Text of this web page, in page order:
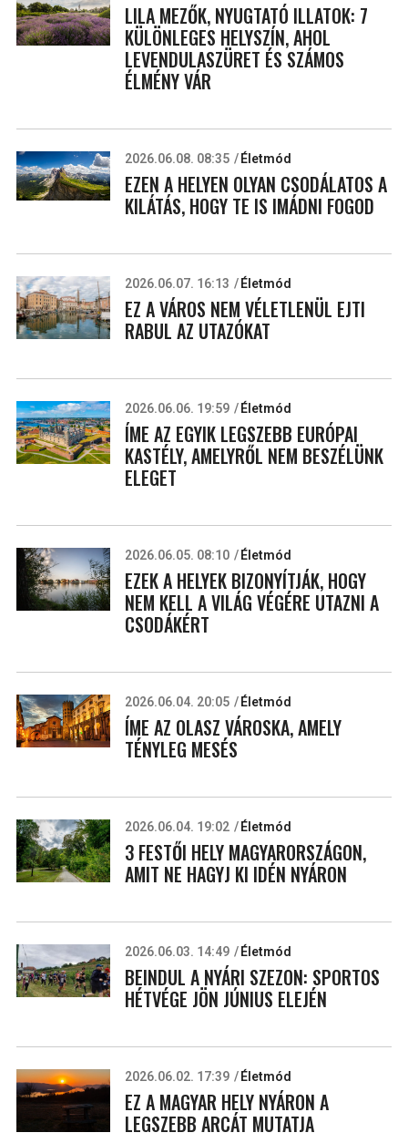
LILA MEZŐK, NYUGTATÓ ILLATOK: 7
KÜLÖNLEGES HELYSZÍN, AHOL
LEVENDULASZÜRET ÉS SZÁMOS
ÉLMÉNY VÁR
2026.06.08. 08:35 Életmód
EZEN A HELYEN OLYAN CSODÁLATOS A
KILÁTÁS, HOGY TE IS IMÁDNI FOGOD
2026.06.07. 16:13 Életmód
EZ A VÁROS NEM VÉLETLENÜL EJTI
RABUL AZ UTAZÓKAT
2026.06.06. 19:59 Életmód
ÍME AZ EGYIK LEGSZEBB EURÓPAI
KASTÉLY, AMELYRŐL NEM BESZÉLÜNK
ELEGET
2026.06.05. 08:10 Életmód
EZEK A HELYEK BIZONYÍTJÁK, HOGY
NEM KELL A VILÁG VÉGÉRE UTAZNI A
CSODÁKÉRT
2026.06.04. 20:05 Életmód
ÍME AZ OLASZ VÁROSKA, AMELY
TÉNYLEG MESÉS
2026.06.04. 19:02 Életmód
3 FESTŐI HELY MAGYARORSZÁGON,
AMIT NE HAGYJ KI IDÉN NYÁRON
2026.06.03. 14:49 Életmód
BEINDUL A NYÁRI SZEZON: SPORTOS
HÉTVÉGE JÖN JÚNIUS ELEJÉN
2026.06.02. 17:39 Életmód
EZ A MAGYAR HELY NYÁRON A
LEGSZEBB ARCÁT MUTATJA